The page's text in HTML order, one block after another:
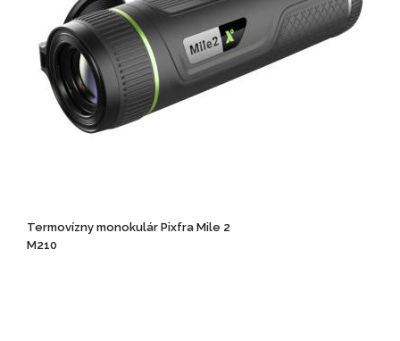
Termovízny monokulár Pixfra Mile 2
M210